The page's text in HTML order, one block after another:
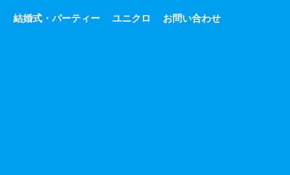
結婚式・パーティー ユニクロ お問い合わせ